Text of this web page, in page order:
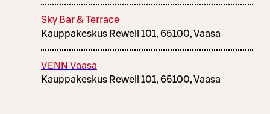
Sky Bar & Terrace
Kauppakeskus Rewell 101, 65100, Vaasa
VENN Vaasa
Kauppakeskus Rewell 101, 65100, Vaasa